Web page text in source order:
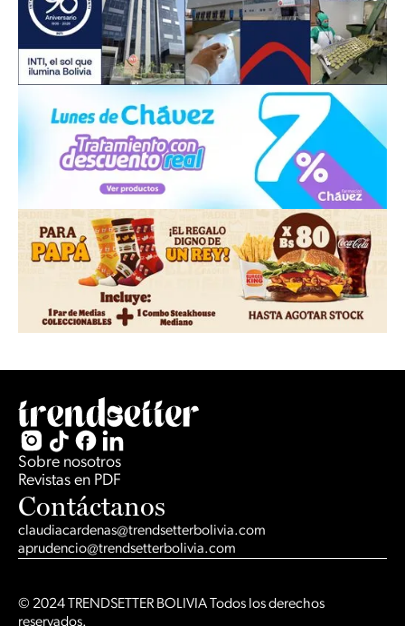
Sobre nosotros
Revistas en PDF
Contáctanos
claudiacardenas@trendsetterbolivia.com
aprudencio@trendsetterbolivia.com
© 2024 TRENDSETTER BOLIVIA Todos los derechos
reservados.